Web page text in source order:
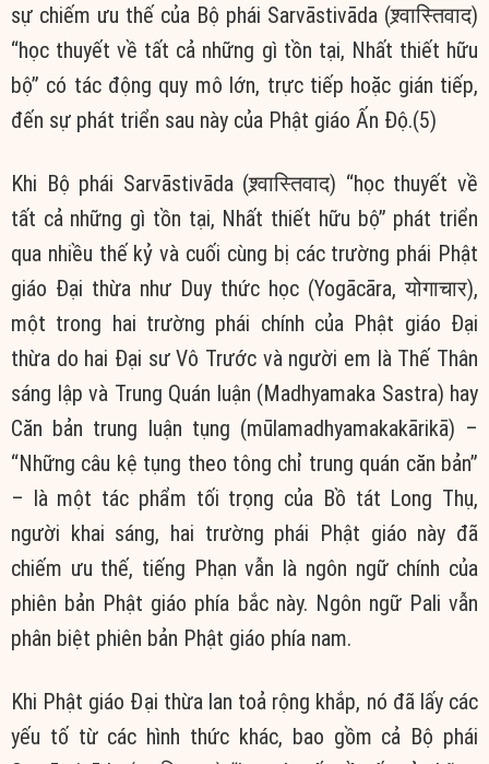
sự chiếm ưu thế của Bộ phái Sarvāstivāda (श्र्वास्तिवाद)
“học thuyết về tất cả những gì tồn tại, Nhất thiết hữu
bộ” có tác động quy mô lớn, trực tiếp hoặc gián tiếp,
đến sự phát triển sau này của Phật giáo Ấn Độ.(5)
Khi Bộ phái Sarvāstivāda (श्र्वास्तिवाद) “học thuyết về
tất cả những gì tồn tại, Nhất thiết hữu bộ” phát triển
qua nhiều thế kỷ và cuối cùng bị các trường phái Phật
giáo Đại thừa như Duy thức học (Yogācāra, योगाचार),
một trong hai trường phái chính của Phật giáo Đại
thừa do hai Đại sư Vô Trước và người em là Thế Thân
sáng lập và Trung Quán luận (Madhyamaka Sastra) hay
Căn bản trung luận tụng (mūlamadhyamakakārikā) –
“Những câu kệ tụng theo tông chỉ trung quán căn bản”
– là một tác phẩm tối trọng của Bồ tát Long Thụ,
người khai sáng, hai trường phái Phật giáo này đã
chiếm ưu thế, tiếng Phạn vẫn là ngôn ngữ chính của
phiên bản Phật giáo phía bắc này. Ngôn ngữ Pali vẫn
phân biệt phiên bản Phật giáo phía nam.
Khi Phật giáo Đại thừa lan toả rộng khắp, nó đã lấy các
yếu tố từ các hình thức khác, bao gồm cả Bộ phái